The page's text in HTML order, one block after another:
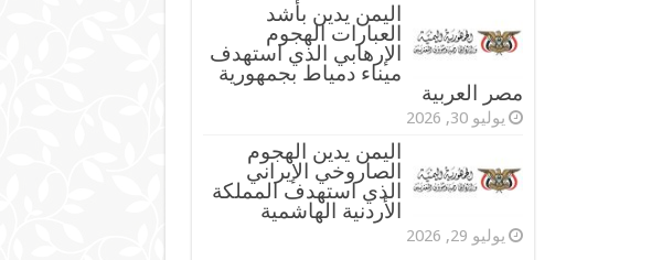
اليمن يدين بأشد
العبارات الهجوم
الإرهابي الذي استهدف
ميناء دمياط بجمهورية
مصر العربية
يوليو 30, 2026
اليمن يدين الهجوم
الصاروخي الإيراني
الذي استهدف المملكة
الأردنية الهاشمية
يوليو 29, 2026